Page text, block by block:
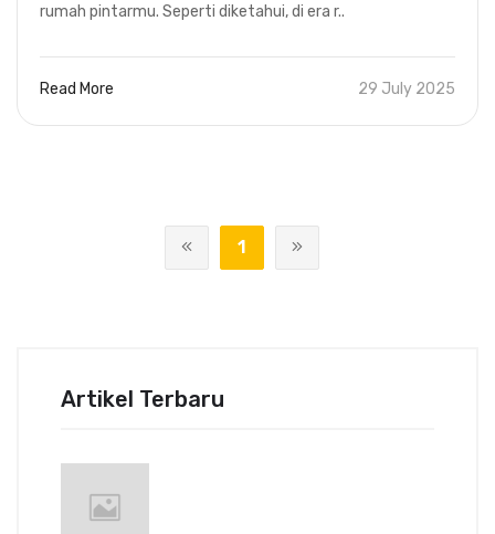
rumah pintarmu. Seperti diketahui, di era r..
Read More 29 July 2025
1
Artikel Terbaru